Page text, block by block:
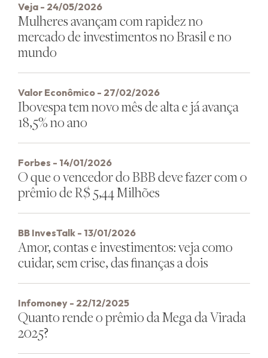
Veja - 24/05/2026
Mulheres avançam com rapidez no
mercado de investimentos no Brasil e no
mundo
Valor Econômico - 27/02/2026
Ibovespa tem novo mês de alta e já avança
18,5% no ano
Forbes - 14/01/2026
O que o vencedor do BBB deve fazer com o
prêmio de R$ 5,44 Milhões
BB InvesTalk - 13/01/2026
Amor, contas e investimentos: veja como
cuidar, sem crise, das finanças a dois
Infomoney - 22/12/2025
Quanto rende o prêmio da Mega da Virada
2025?